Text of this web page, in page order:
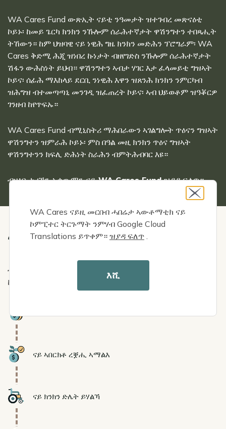
WA Cares Fund ውጽኢት ናይቲ ንዓመታት ዝተገብረ መጽናዕቲ
ኮይኑ፡ ከመይ ጌርካ ክንክን ንኹሎም ሰራሕተኛታት ዋሽንግተን ተበጻሒት
ትኸውን። ከም ህዝባዊ ናይ ነዊሕ ግዜ ክንክን መድሕን ፕሮግራም፡ WA
Cares ቅድሚ ሕጂ ዝነበረ ኩነታት ብዘየገድስ ንኹሎም ሰራሕተኛታት
ሽፋን ውሕስነት ይህብ። ዋሽንግተን ኣብታ ሃገር እታ ፈላመይቲ ግዝኣት
ኮይና፡ ሰፊሕ ማእከላይ ደርቢ ንነዊሕ እዋን ዝጸንሕ ክንክን ንምርካብ
ዝሕግዝ ብተመጣጣኒ መንገዲ ዝፈጠረት ኮይና፡ ኣብ ህይወቶም ዝዓቖርዎ
ገንዘብ ከየጥፍኡ።
WA Cares Fund ብሚኒስትሪ ማሕበራውን ኣገልግሎት ጥዕናን ግዝኣት
ዋሽንግተን ዝምራሕ ኮይኑ፡ ምስ በዓል መዚ ክንክን ጥዕና ግዝኣት
ዋሽንግተንን ክፍሊ ድሕነት ስራሕን ብምትሕብባር እዩ።
ብዛዕባታሪኽን ኣቃውማን ናይ WA Cares Fund ዝያዳ ፍለጥ።
እቲ ፈንድ ብኸመይ ከም ዝሰርሕ
ብዛዕባ
ዝርዝር ርአ ፣ እንተላይ ኣበርክቶ፣ ብቕዓት፣
ከምኡ’ውን ንጥቕምታት ምሕታት
Icon ናይ ኣበርክቶ ረቛሒ ኣማልእ
Icon ናይ ክንክን ድሌት ይሃልኻ
WA Cares ናይዚ መርበብ ሓበሬታ ኣውቶማቲክ ናይ
ኮምፒተር ትርጉማት ንምሃብ Google Cloud
Translations ይጥቀም። ዝያዳ ፍለጥ.
እሺ